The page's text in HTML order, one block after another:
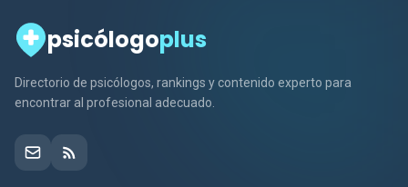
psicólogoplus
Directorio de psicólogos, rankings y contenido experto para
encontrar al profesional adecuado.